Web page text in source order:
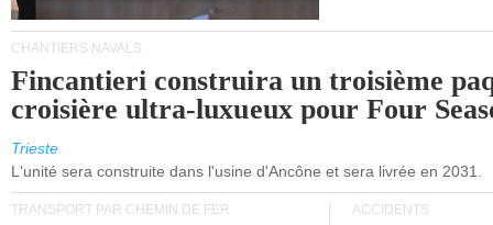
CHANTIERS NAVALS
Fincantieri construira un troisième
croisière ultra-luxueux pour Four
Trieste
L'unité sera construite dans l'usine d'Ancône et sera livrée en 2031.
TRANSPORT PAR CHEMIN DE FER ACCIDENTS